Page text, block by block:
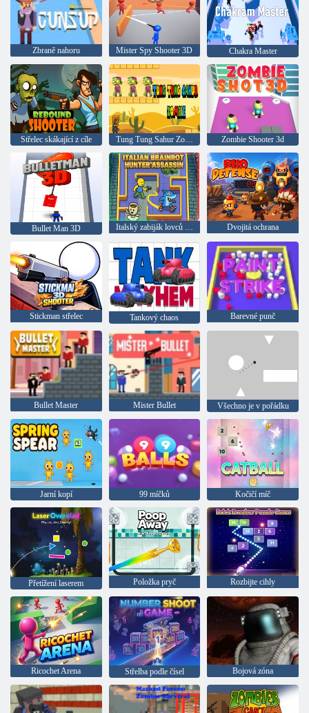
Zbraně nahoru Mister Spy Shooter 3D Chakra Master
Střelec skákající z cíle Tung Tung Sahur Zombie Zombie Shooter 3d
Bullet Man 3D Italský zabiják lovců mozkomorů Dvojitá ochrana
Stickman střelec Tankový chaos Barevné punč
Bullet Master Mister Bullet Všechno je v pořádku
Jarní kopí 99 míčků Kočičí míč
Přetížení laserem Položka pryč Rozbijte cihly
Ricochet Arena Střelba podle čísel Bojová zóna